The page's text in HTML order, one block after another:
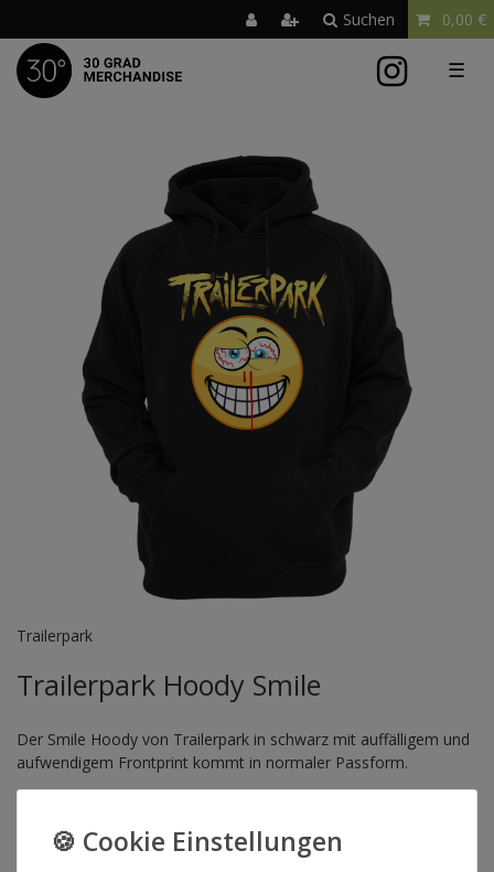
Suchen 0,00 €
☰
Trailerpark
Trailerpark Hoody Smile
Der Smile Hoody von Trailerpark in schwarz mit auffälligem und
aufwendigem Frontprint kommt in normaler Passform.